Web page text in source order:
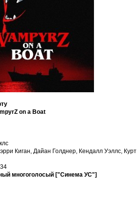
on a Boat
Киган, Дайан Голднер, Кендалл Уэллс, Курт
многоголосый ["Синема УС"]